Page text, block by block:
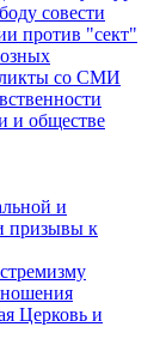
совести
против "сект"
со СМИ
и обществе
и
призывы к
Церковь и